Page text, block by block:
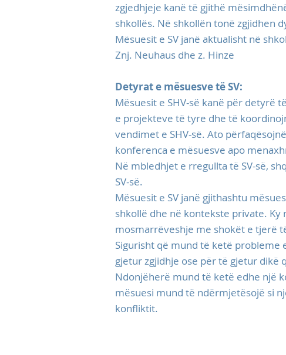
zgjedhjeje kanë të gjithë
shkollës. Në shkollën tonë zgjidhen
Mësuesit e SV janë aktualisht në
Znj. Neuhaus dhe z. Hinze
Detyrat e mësuesve të SV:
Mësuesit e SHV-së kanë për detyrë
e projekteve të tyre dhe të
vendimet e SHV-së. Ato
konferenca e mësuesve apo
Në mbledhjet e rregullta të SV-së,
SV-së.
Mësuesit e SV janë gjithashtu
shkollë dhe në kontekste private.
mosmarrëveshje me shokët e tjerë
Sigurisht që mund të ketë probleme
gjetur zgjidhje ose për të gjetur
Ndonjëherë mund të ketë edhe një
mësuesi mund të ndërmjetësojë si
konfliktit.